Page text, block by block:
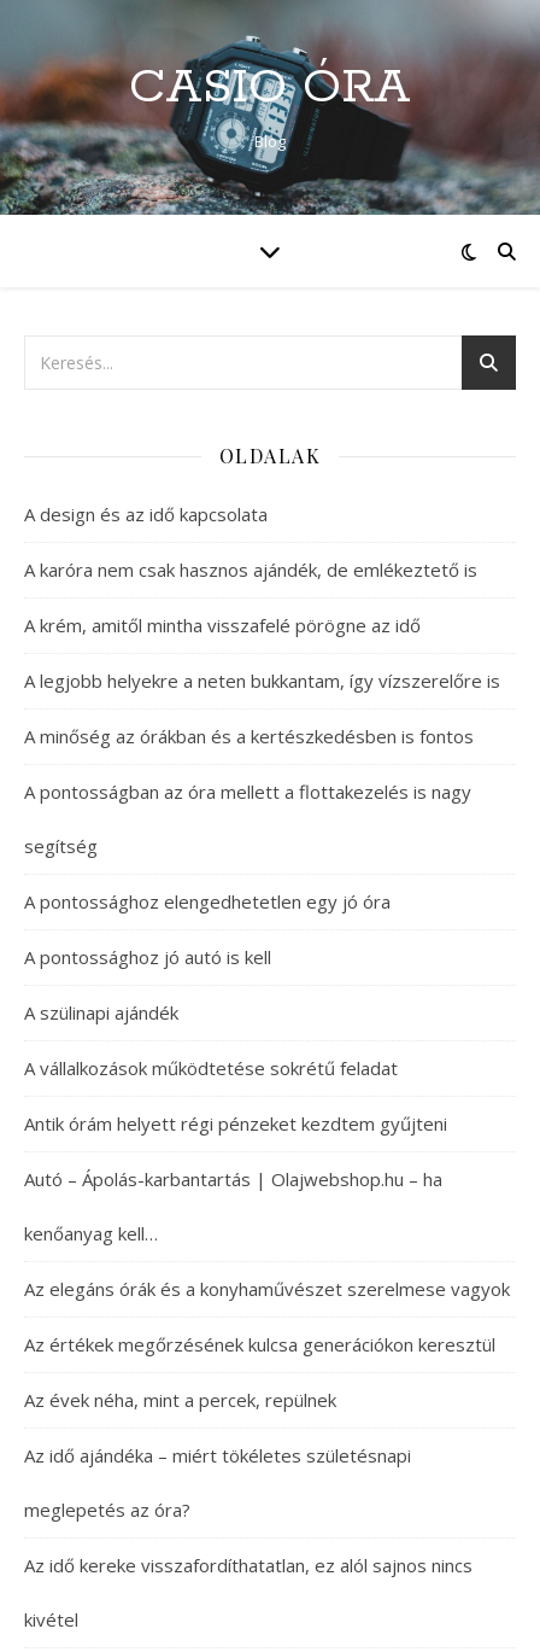
CASIO ÓRA
Blog
OLDALAK
A design és az idő kapcsolata
A karóra nem csak hasznos ajándék, de emlékeztető is
A krém, amitől mintha visszafelé pörögne az idő
A legjobb helyekre a neten bukkantam, így vízszerelőre is
A minőség az órákban és a kertészkedésben is fontos
A pontosságban az óra mellett a flottakezelés is nagy
segítség
A pontossághoz elengedhetetlen egy jó óra
A pontossághoz jó autó is kell
A szülinapi ajándék
A vállalkozások működtetése sokrétű feladat
Antik órám helyett régi pénzeket kezdtem gyűjteni
Autó – Ápolás-karbantartás | Olajwebshop.hu – ha
kenőanyag kell…
Az elegáns órák és a konyhaművészet szerelmese vagyok
Az értékek megőrzésének kulcsa generációkon keresztül
Az évek néha, mint a percek, repülnek
Az idő ajándéka – miért tökéletes születésnapi
meglepetés az óra?
Az idő kereke visszafordíthatatlan, ez alól sajnos nincs
kivétel